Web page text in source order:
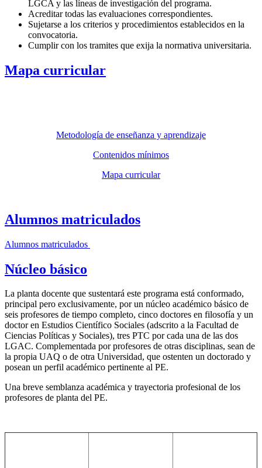
LGCA y las líneas de investigación del programa.
Acreditar todas las evaluaciones correspondientes.
Sujetarse a los criterios y procedimientos establecidos en la
convocatoria.
Cumplir con los tramites que exija la normativa universitaria.
Mapa curricular
Metodología de enseñanza y aprendizaje
Contenidos mínimos
Mapa curricular
Alumnos matriculados
Alumnos matriculados
Núcleo básico
La planta docente que sustentará este programa está conformado,
principal pero exclusivamente, por un núcleo académico básico de
seis profesores de tiempo completo, cinco doctores en filosofía y un
doctor en Estudios Científico Sociales (adscrito a la Facultad de
Ciencias Políticas y Sociales), tres PTC por cada una de las dos
LGAC. Complementada por profesores de otras disciplinas, sean de
la propia UAQ o de otra Universidad, que ostenten un doctorado y
posean un perfil académico pertinente al PE.
Una breve semblanza académica y trayectoria profesional de los
profesores de planta del PE.